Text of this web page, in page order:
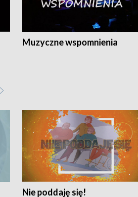
Muzyczne wspomnienia
Nie poddaję się!